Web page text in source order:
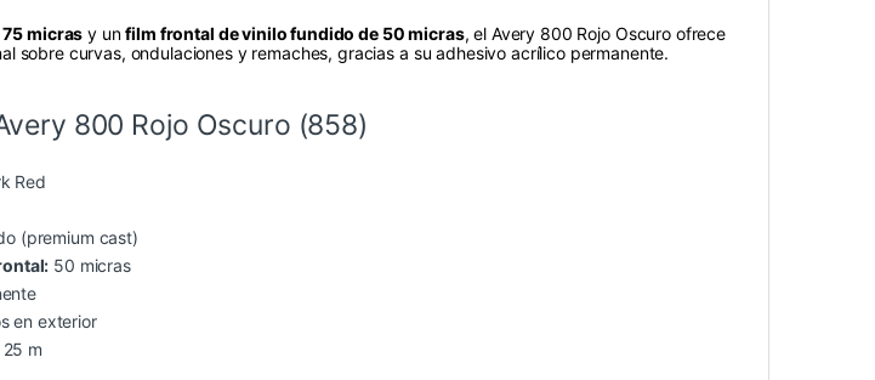
75 micras y unfilm frontal de vinilo fundido de 50 micras, el Avery 800 Rojo Oscuro ofrece
sobre curvas, ondulaciones y remaches, gracias a su adhesivo acrílico permanente.
800 Rojo Oscuro (858)
Red
(premium cast)
50 micras
en exterior
m